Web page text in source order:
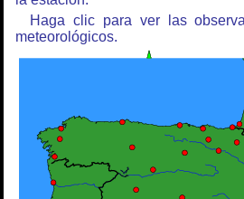
Haga clic para ver las
meteorológicos.